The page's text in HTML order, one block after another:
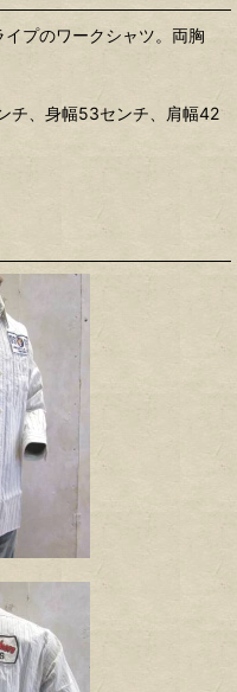
プのワークシャツ。両胸
チ、身幅53センチ、肩幅42